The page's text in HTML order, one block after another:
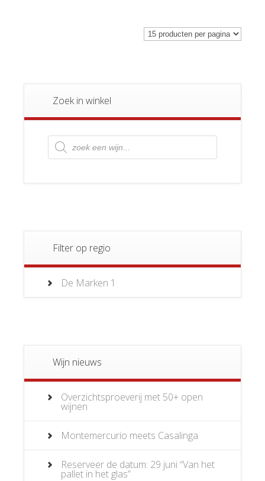
Zoek in winkel
Producten
zoeken
Filter op regio
De Marken 1
Wijn nieuws
Overzichtsproeverij met 50+ open
wijnen
Montemercurio meets Casalinga
Reserveer de datum: 29 juni “Van het
pallet in het glas”